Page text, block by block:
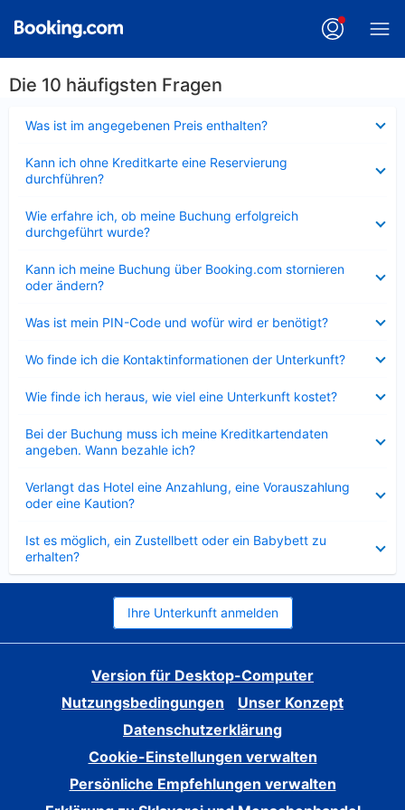
Die 10 häufigsten Fragen
Was ist im angegebenen Preis enthalten?
Kann ich ohne Kreditkarte eine Reservierung
durchführen?
Wie erfahre ich, ob meine Buchung erfolgreich
durchgeführt wurde?
Kann ich meine Buchung über Booking.com stornieren
oder ändern?
Was ist mein PIN-Code und wofür wird er benötigt?
Wo finde ich die Kontaktinformationen der Unterkunft?
Wie finde ich heraus, wie viel eine Unterkunft kostet?
Bei der Buchung muss ich meine Kreditkartendaten
angeben. Wann bezahle ich?
Verlangt das Hotel eine Anzahlung, eine Vorauszahlung
oder eine Kaution?
Ist es möglich, ein Zustellbett oder ein Babybett zu
erhalten?
Ihre Unterkunft anmelden
Version für Desktop-Computer
Nutzungsbedingungen
Unser Konzept
Datenschutzerklärung
Cookie-Einstellungen verwalten
Persönliche Empfehlungen verwalten